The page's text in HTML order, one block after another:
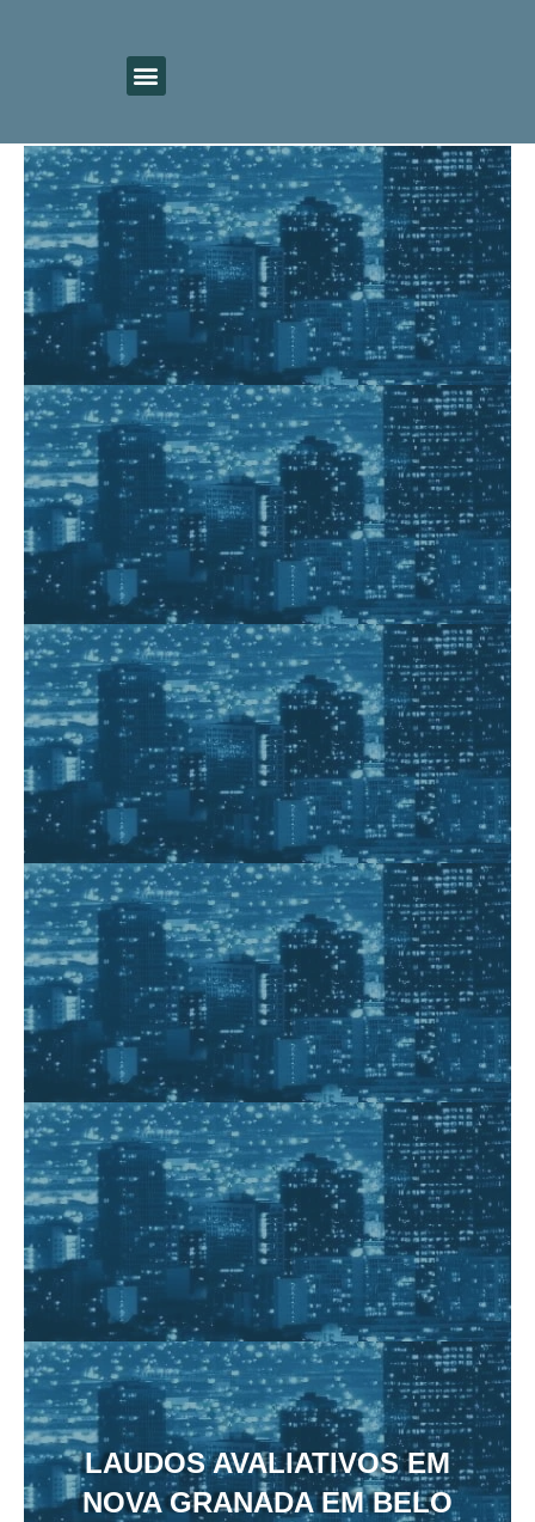
LAUDOS AVALIATIVOS EM
NOVA GRANADA EM BELO